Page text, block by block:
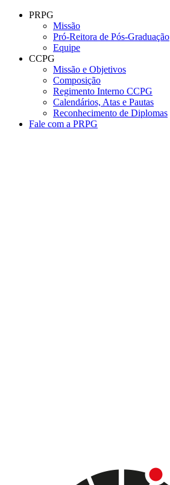
Conteúdo principal
PRPG
Missão
Pró-Reitora de Pós-Graduação
Equipe
CCPG
Missão e Objetivos
Composição
Regimento Interno CCPG
Calendários, Atas e Pautas
Reconhecimento de Diplomas
Fale com a PRPG